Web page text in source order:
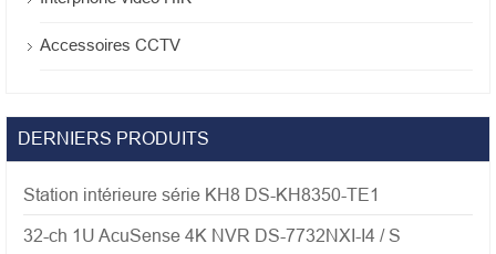
Accessoires CCTV
DERNIERS PRODUITS
Station intérieure série KH8 DS-KH8350-TE1
32-ch 1U AcuSense 4K NVR DS-7732NXI-I4 / S